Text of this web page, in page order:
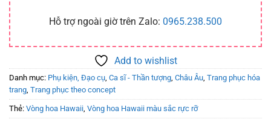
Hỗ trợ ngoài giờ trên Zalo: 0965.238.500
Add to wishlist
Danh mục: Phụ kiện, Đạo cụ, Ca sĩ - Thần tượng, Châu Âu, Trang phục hóa
trang, Trang phục theo concept
Thẻ: Vòng hoa Hawaii, Vòng hoa Hawaii màu sắc rực rỡ